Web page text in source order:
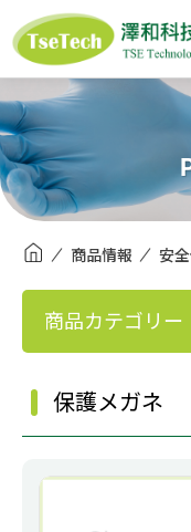
澤和科技
商品情報 安
商品カテゴリー
保護メガネ